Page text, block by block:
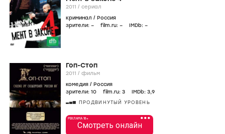
2011 / сериал
криминал / Россия
зрители: – film.ru: – IMDb: –
Гоп-Стоп
2011 / фильм
комедия / Россия
зрители: 10 film.ru: 3 IMDb: 3,9
ПРОДВИНУТЫЙ УРОВЕНЬ
•••
РЕКЛАМА 18+
Смотреть онлайн